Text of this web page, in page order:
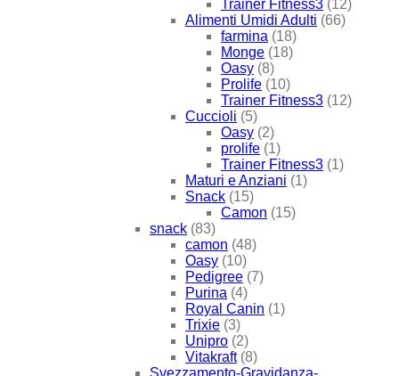
Trainer Fitness3 (12)
Alimenti Umidi Adulti (66)
farmina (18)
Monge (18)
Oasy (8)
Prolife (10)
Trainer Fitness3 (12)
Cuccioli (5)
Oasy (2)
prolife (1)
Trainer Fitness3 (1)
Maturi e Anziani (1)
Snack (15)
Camon (15)
snack (83)
camon (48)
Oasy (10)
Pedigree (7)
Purina (4)
Royal Canin (1)
Trixie (3)
Unipro (2)
Vitakraft (8)
Svezzamento-Gravidanza-